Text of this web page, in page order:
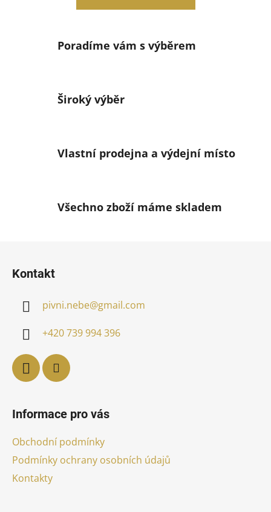
Poradíme vám s výběrem
Široký výběr
Vlastní prodejna a výdejní místo
Všechno zboží máme skladem
Kontakt
pivni.nebe@gmail.com
+420 739 994 396
Informace pro vás
Obchodní podmínky
Podmínky ochrany osobních údajů
Kontakty